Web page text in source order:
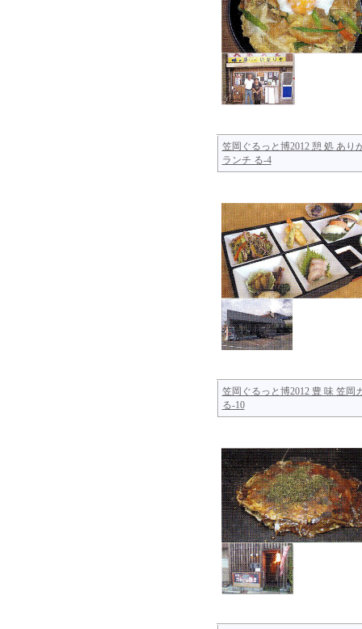
笠岡ぐるっと博2012 憩 処 あり
ランチ る-4
笠岡ぐるっと博2012 豊 味 笠岡
る-10